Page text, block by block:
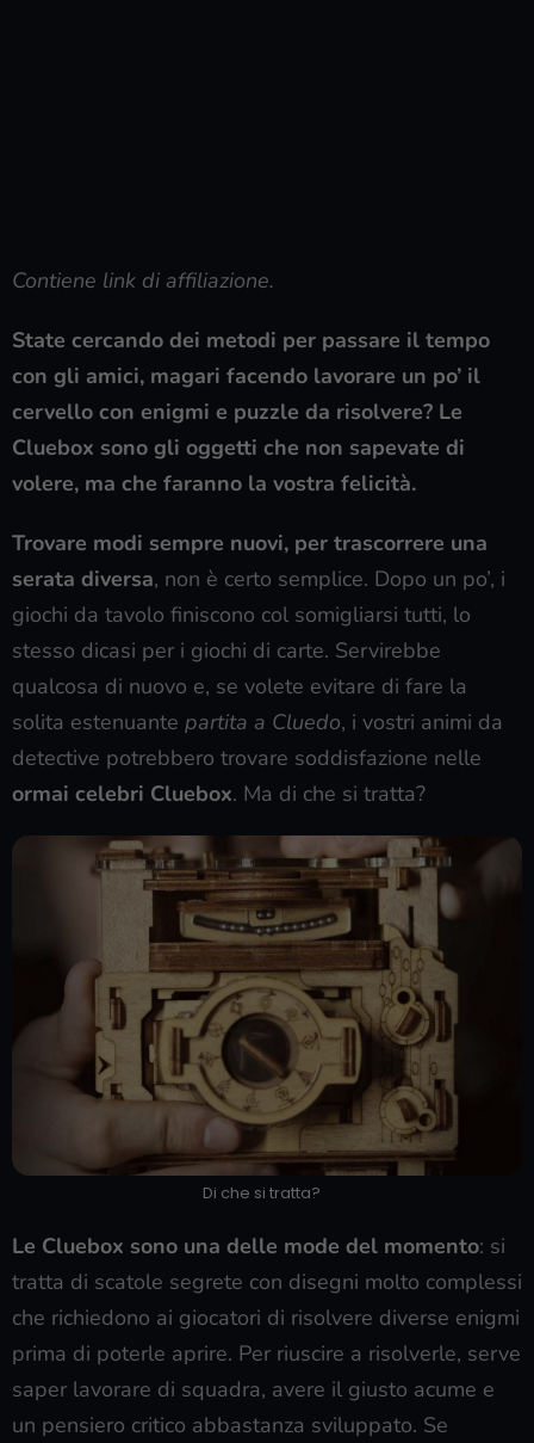
Contiene link di affiliazione.
State cercando dei metodi per passare il tempo
con gli amici, magari facendo lavorare un po’ il
cervello con enigmi e puzzle da risolvere? Le
Cluebox sono gli oggetti che non sapevate di
volere, ma che faranno la vostra felicità.
Trovare modi sempre nuovi, per trascorrere una
serata diversa, non è certo semplice. Dopo un po’, i
giochi da tavolo finiscono col somigliarsi tutti, lo
stesso dicasi per i giochi di carte. Servirebbe
qualcosa di nuovo e, se volete evitare di fare la
solita estenuante partita a Cluedo, i vostri animi da
detective potrebbero trovare soddisfazione nelle
ormai celebri Cluebox. Ma di che si tratta?
Di che si tratta?
Le Cluebox sono una delle mode del momento: si
tratta di scatole segrete con disegni molto complessi
che richiedono ai giocatori di risolvere diverse enigmi
prima di poterle aprire. Per riuscire a risolverle, serve
saper lavorare di squadra, avere il giusto acume e
un pensiero critico abbastanza sviluppato. Se